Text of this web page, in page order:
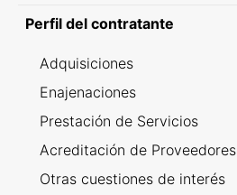
Perfil del contratante
Adquisiciones
Enajenaciones
Prestación de Servicios
Acreditación de Proveedores
Otras cuestiones de interés